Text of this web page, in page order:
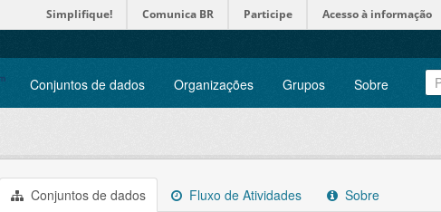
Simplifique! Comunica BR Participe Acesso à informação
Conjuntos de dados Organizações Grupos Sobre
Conjuntos de dados Fluxo de Atividades Sobre